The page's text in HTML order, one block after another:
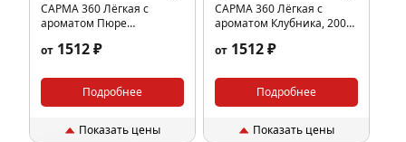
САРМА 360 Лёгкая с
ароматом Пюре
от 1512 ₽
Подробнее
Показать цены
САРМА 360 Лёгкая с
ароматом Клубника, 200
от 1512 ₽
Подробнее
Показать цены